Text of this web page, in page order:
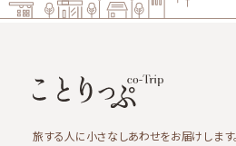
旅する人に小さなしあわせをお届けします。